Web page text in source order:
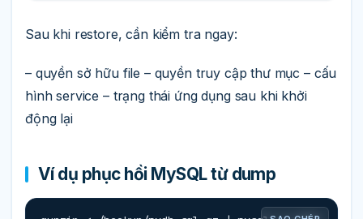
Sau khi restore, cần kiểm tra ngay:
– quyền sở hữu file – quyền truy cập thư mục – cấu
hình service – trạng thái ứng dụng sau khi khởi
động lại
Ví dụ phục hồi MySQL từ dump